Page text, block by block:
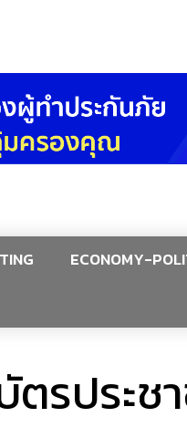
ECONOMY-
รประช